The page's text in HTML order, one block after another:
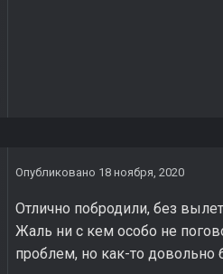
Опубликовано 18 ноября, 2020
Отлично побродили, без
Жаль ни с кем особо не
проблем, но как-то довольно